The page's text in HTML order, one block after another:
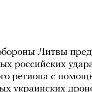
Литвы
российских
региона с
украинских